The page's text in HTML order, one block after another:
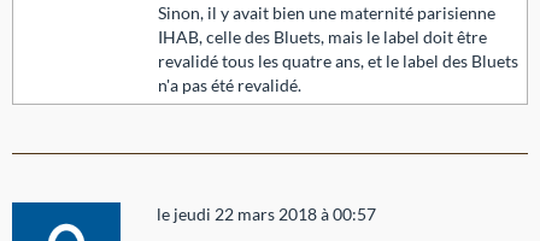
Sinon, il y avait bien une maternité parisienne
IHAB, celle des Bluets, mais le label doit être
revalidé tous les quatre ans, et le label des Bluets
n'a pas été revalidé.
le jeudi 22 mars 2018 à 00:57